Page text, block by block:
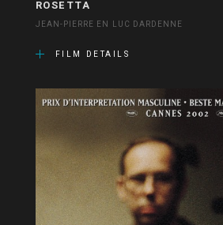
ROSETTA
JEAN-PIERRE EN LUC DARDENNE
FILM DETAILS